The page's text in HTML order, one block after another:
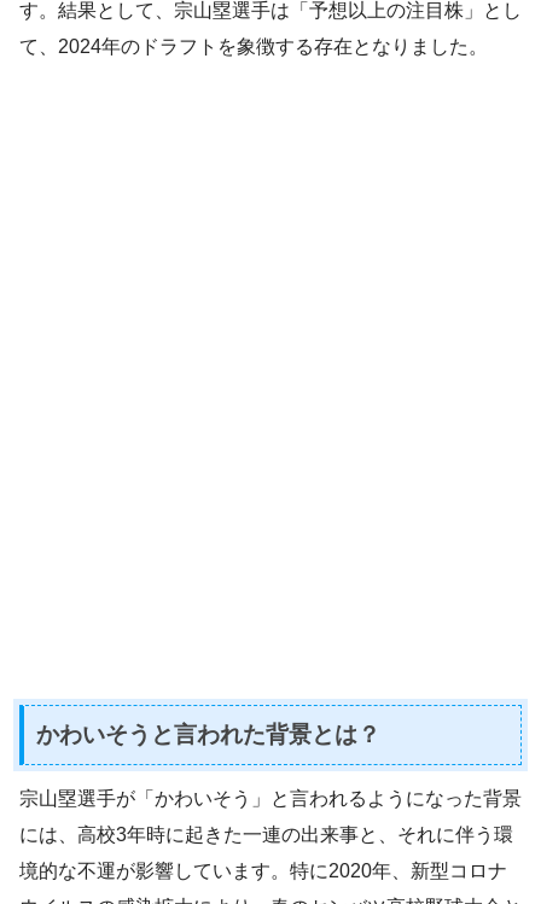
す。結果として、宗山塁選手は「予想以上の注目株」とし
て、2024年のドラフトを象徴する存在となりました。
かわいそうと言われた背景とは？
宗山塁選手が「かわいそう」と言われるようになった背景
には、高校3年時に起きた一連の出来事と、それに伴う環
境的な不運が影響しています。特に2020年、新型コロナ